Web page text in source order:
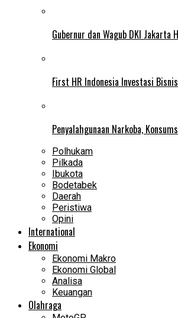
Gubernur dan Wagub DKI Jakarta
First HR Indonesia Investasi
Penyalahgunaan Narkoba,
Polhukam
Pilkada
Ibukota
Bodetabek
Daerah
Peristiwa
Opini
International
Ekonomi
Ekonomi Makro
Ekonomi Global
Analisa
Keuangan
Olahraga